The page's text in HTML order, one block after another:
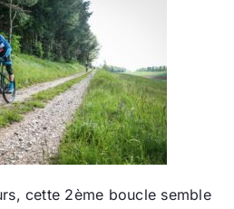
cette 2ème boucle semble